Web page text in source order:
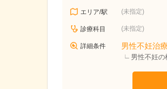
エリア/駅 (未指定)
診療科目 (未指定)
詳細条件 男性不妊治療
男性不妊